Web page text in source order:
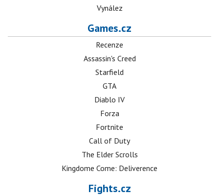
Vynález
Games.cz
Recenze
Assassin's Creed
Starfield
GTA
Diablo IV
Forza
Fortnite
Call of Duty
The Elder Scrolls
Kingdome Come: Deliverence
Fights.cz